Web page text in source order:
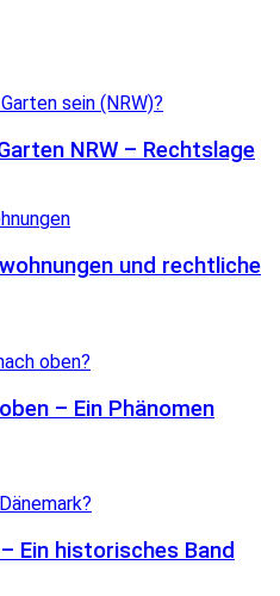
NRW – Rechtslage
und rechtliche
– Ein Phänomen
Ein historisches Band